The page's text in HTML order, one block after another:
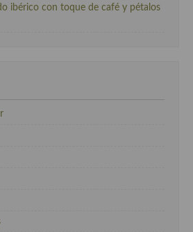
ibérico con toque de café y pétalos